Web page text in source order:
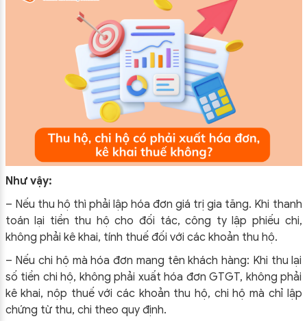
Như vậy:
– Nếu thu hộ thì phải lập hóa đơn giá trị gia tăng. Khi thanh
toán lại tiền thu hộ cho đối tác, công ty lập phiếu chi,
không phải kê khai, tính thuế đối với các khoản thu hộ.
– Nếu chi hộ mà hóa đơn mang tên khách hàng: Khi thu lại
số tiền chi hộ, không phải xuất hóa đơn GTGT, không phải
kê khai, nộp thuế với các khoản thu hộ, chi hộ mà chỉ lập
chứng từ thu, chi theo quy định.